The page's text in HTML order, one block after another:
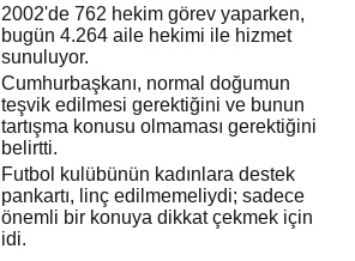
2002'de 762 hekim görev yaparken,
bugün 4.264 aile hekimi ile hizmet
sunuluyor.
Cumhurbaşkanı, normal doğumun
teşvik edilmesi gerektiğini ve bunun
tartışma konusu olmaması gerektiğini
belirtti.
Futbol kulübünün kadınlara destek
pankartı, linç edilmemeliydi; sadece
önemli bir konuya dikkat çekmek için
idi.